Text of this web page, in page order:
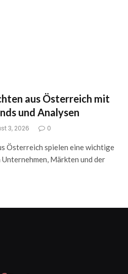
aus Österreich mit
und Analysen
3, 2026 0
Österreich spielen eine wichtige
Märkten und der